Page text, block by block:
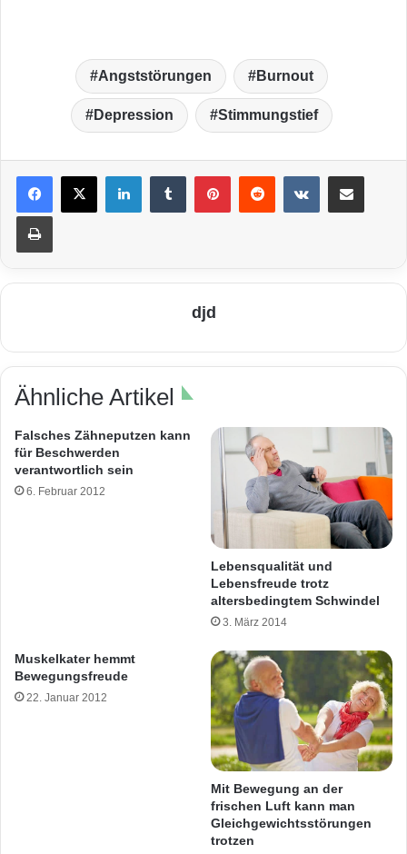
Angststörungen Burnout
Depression Stimmungstief
LinkedIn VKontakte
Drucken
djd
Ähnliche Artikel
Falsches Zähneputzen kann
für Beschwerden
verantwortlich sein
6. Februar 2012
Lebensqualität und
Lebensfreude trotz
altersbedingtem Schwindel
3. März 2014
Muskelkater hemmt
Bewegungsfreude
22. Januar 2012
Mit Bewegung an der
frischen Luft kann man
Gleichgewichtsstörungen
trotzen